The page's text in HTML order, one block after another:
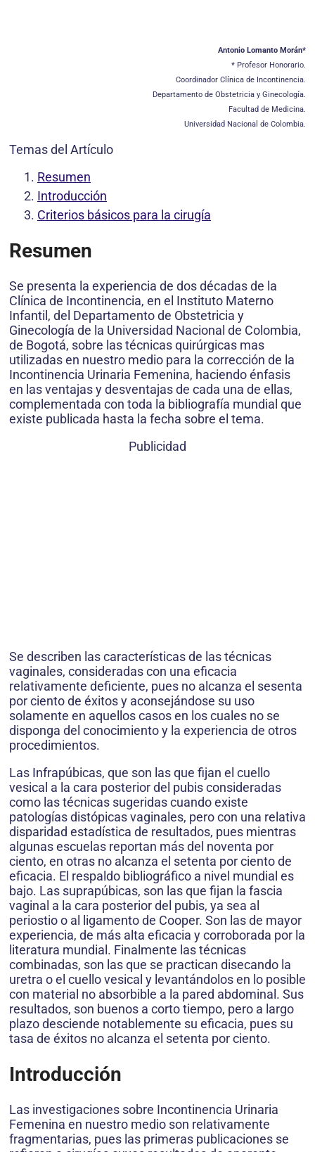
Antonio Lomanto Morán*
* Profesor Honorario.
Coordinador Clínica de Incontinencia.
Departamento de Obstetricia y Ginecología.
Facultad de Medicina.
Universidad Nacional de Colombia.
Temas del Artículo
Resumen
Introducción
Criterios básicos para la cirugía
Resumen
Se presenta la experiencia de dos décadas de la
Clínica de Incontinencia, en el Instituto Materno
Infantil, del Departamento de Obstetricia y
Ginecología de la Universidad Nacional de Colombia,
de Bogotá, sobre las técnicas quirúrgicas mas
utilizadas en nuestro medio para la corrección de la
Incontinencia Urinaria Femenina, haciendo énfasis
en las ventajas y desventajas de cada una de ellas,
complementada con toda la bibliografía mundial que
existe publicada hasta la fecha sobre el tema.
Publicidad
Se describen las características de las técnicas
vaginales, consideradas con una eficacia
relativamente deficiente, pues no alcanza el sesenta
por ciento de éxitos y aconsejándose su uso
solamente en aquellos casos en los cuales no se
disponga del conocimiento y la experiencia de otros
procedimientos.
Las Infrapúbicas, que son las que fijan el cuello
vesical a la cara posterior del pubis consideradas
como las técnicas sugeridas cuando existe
patologías distópicas vaginales, pero con una relativa
disparidad estadística de resultados, pues mientras
algunas escuelas reportan más del noventa por
ciento, en otras no alcanza el setenta por ciento de
eficacia. El respaldo bibliográfico a nivel mundial es
bajo. Las suprapúbicas, son las que fijan la fascia
vaginal a la cara posterior del pubis, ya sea al
periostio o al ligamento de Cooper. Son las de mayor
experiencia, de más alta eficacia y corroborada por la
literatura mundial. Finalmente las técnicas
combinadas, son las que se practican disecando la
uretra o el cuello vesical y levantándolos en lo posible
con material no absorbible a la pared abdominal. Sus
resultados, son buenos a corto tiempo, pero a largo
plazo desciende notablemente su eficacia, pues su
tasa de éxitos no alcanza el setenta por ciento.
Introducción
Las investigaciones sobre Incontinencia Urinaria
Femenina en nuestro medio son relativamente
fragmentarias, pues las primeras publicaciones se